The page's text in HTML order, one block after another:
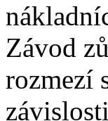
Závod
rozmezí